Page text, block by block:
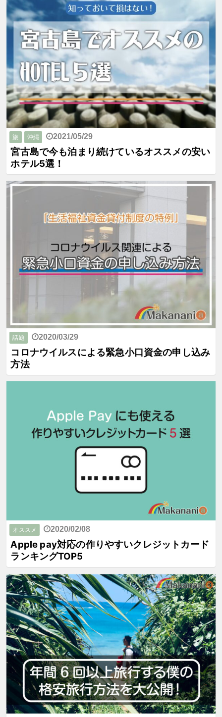
旅 沖縄 2021/05/29
宮古島で今も泊まり続けているオススメの安い
ホテル5選！
話題 2020/03/29
コロナウイルスによる緊急小口資金の申し込み
方法
オススメ 2020/02/08
Apple pay対応の作りやすいクレジットカード
ランキングTOP5